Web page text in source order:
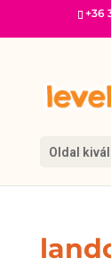
+36
Oldal